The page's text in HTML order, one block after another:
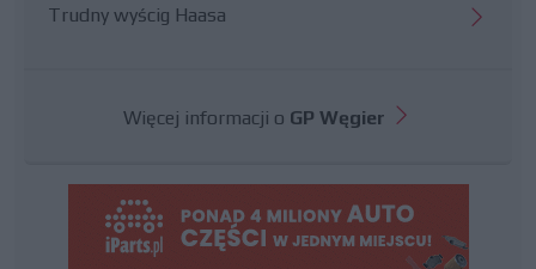
Trudny wyścig Haasa
Więcej informacji o GP Węgier